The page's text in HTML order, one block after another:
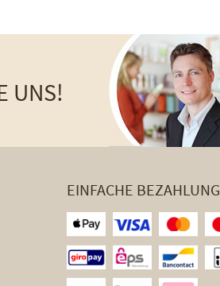
UNS!
EINFACHE BEZAHLUNG